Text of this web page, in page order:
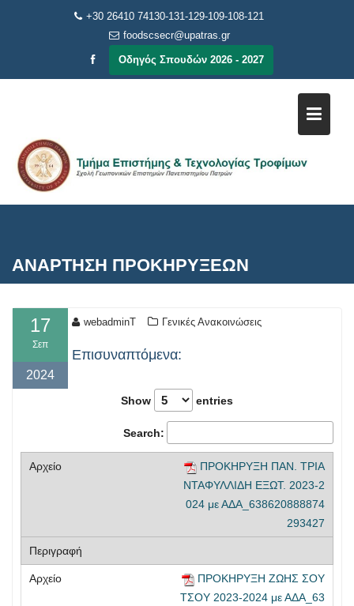
+30 26410 74130-131-129-109-108-121
foodscsecr@upatras.gr
Οδηγός Σπουδών 2026 - 2027
ΑΝΑΡΤΗΣΗ ΠΡΟΚΗΡΥΞΕΩΝ
17
Σεπ
2024
webadminT Γενικές Ανακοινώσεις
Επισυναπτόμενα:
Show entries
Search:
ΠΡΟΚΗΡΥΞΗ ΠΑΝ. ΤΡΙΑ
ΝΤΑΦΥΛΛΙΔΗ ΕΞΩΤ. 2023-2
024 με ΑΔΑ_638620888874
293427
ΠΡΟΚΗΡΥΞΗ ΖΩΗΣ ΣΟΥ
ΤΣΟΥ 2023-2024 με ΑΔΑ_63